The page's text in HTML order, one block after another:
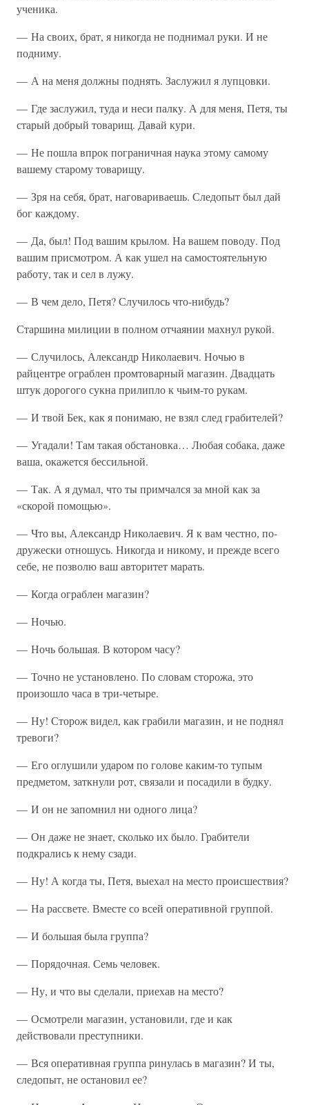
ученика.
— На своих, брат, я никогда не поднимал руки. И не
подниму.
— А на меня должны поднять. Заслужил я лупцовки.
— Где заслужил, туда и неси палку. А для меня, Петя, ты
старый добрый товарищ. Давай кури.
— Не пошла впрок пограничная наука этому самому
вашему старому товарищу.
— Зря на себя, брат, наговариваешь. Следопыт был дай
бог каждому.
— Да, был! Под вашим крылом. На вашем поводу. Под
вашим присмотром. А как ушел на самостоятельную
работу, так и сел в лужу.
— В чем дело, Петя? Случилось что-нибудь?
Старшина милиции в полном отчаянии махнул рукой.
— Случилось, Александр Николаевич. Ночью в
райцентре ограблен промтоварный магазин. Двадцать
штук дорогого сукна прилипло к чьим-то рукам.
— И твой Бек, как я понимаю, не взял след грабителей?
— Угадали! Там такая обстановка… Любая собака, даже
ваша, окажется бессильной.
— Так. А я думал, что ты примчался за мной как за
«скорой помощью».
— Что вы, Александр Николаевич. Я к вам честно, по-
дружески отношусь. Никогда и никому, и прежде всего
себе, не позволю ваш авторитет марать.
— Когда ограблен магазин?
— Ночью.
— Ночь большая. В котором часу?
— Точно не установлено. По словам сторожа, это
произошло часа в три-четыре.
— Ну! Сторож видел, как грабили магазин, и не поднял
тревоги?
— Его оглушили ударом по голове каким-то тупым
предметом, заткнули рот, связали и посадили в будку.
— И он не запомнил ни одного лица?
— Он даже не знает, сколько их было. Грабители
подкрались к нему сзади.
— Ну! А когда ты, Петя, выехал на место происшествия?
— На рассвете. Вместе со всей оперативной группой.
— И большая была группа?
— Порядочная. Семь человек.
— Ну, и что вы сделали, приехав на место?
— Осмотрели магазин, установили, где и как
действовали преступники.
— Вся оперативная группа ринулась в магазин? И ты,
следопыт, не остановил ее?